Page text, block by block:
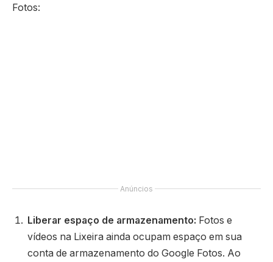
Fotos:
Anúncios
Liberar espaço de armazenamento: Fotos e
vídeos na Lixeira ainda ocupam espaço em sua
conta de armazenamento do Google Fotos. Ao